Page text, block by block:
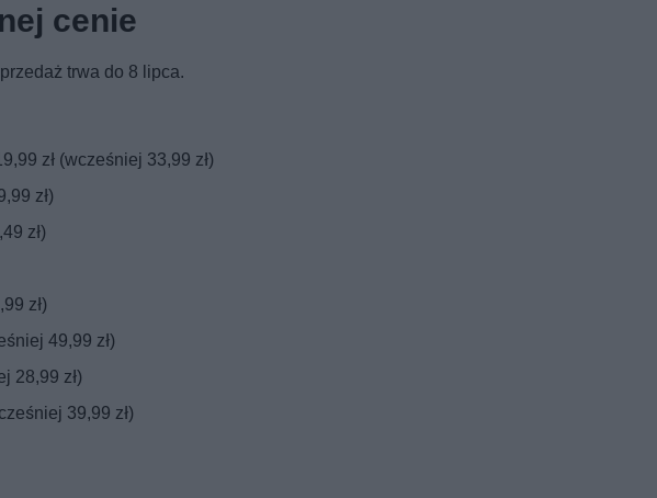
cenie
trwa do 8 lipca.
zł (wcześniej 33,99 zł)
zł)
zł)
zł)
49,99 zł)
28,99 zł)
39,99 zł)